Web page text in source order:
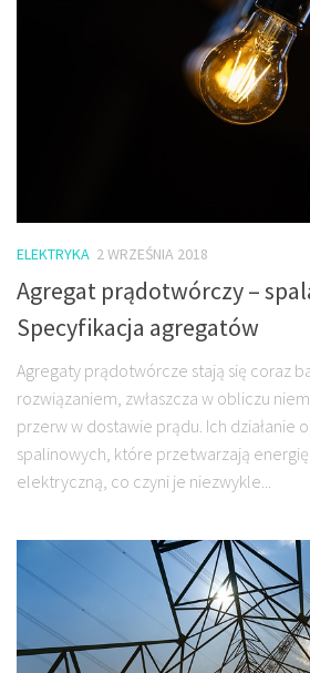
ELEKTRYKA 2 WRZEŚNIA 2018
Agregat prądotwórczy –
Specyfikacja agregatów
Agregaty prądotwórcze stają się coraz
rozwiązaniem, zwłaszcza w obliczu
przerw w dostawie prądu. Ich działanie
spalinowych, które przetwarzają
elektryczną, co czyni je niezwykle...